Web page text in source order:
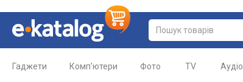
Гаджети Комп'ютери Фото TV Аудіо